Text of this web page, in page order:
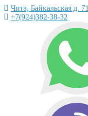
Чита, Байкальская д. 71
+7(924)382-38-32